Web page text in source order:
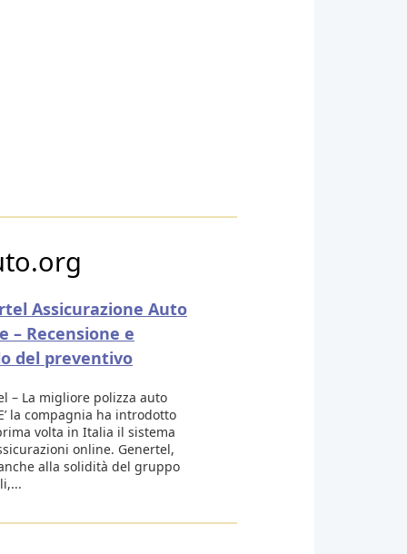
Assicurazione Auto
– Recensione e
del preventivo
– La migliore polizza auto
la compagnia ha introdotto
volta in Italia il sistema
online. Genertel,
alla solidità del gruppo